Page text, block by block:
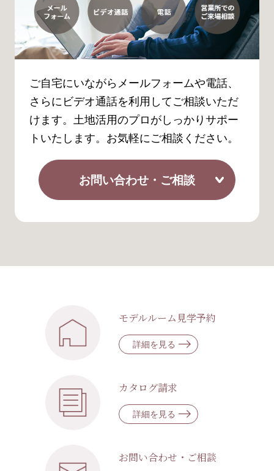
ご自宅にいながらメールフォームや電話、
さらにビデオ通話を利用してご相談いただ
けます。土地活用のプロがしっかりサポー
トいたします。お気軽にご相談ください。
お問い合わせ・ご相談
モデルルーム見学予約
詳細を見る
カタログ請求
詳細を見る
お問い合わせ・ご相談